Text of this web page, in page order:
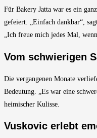
Für Bakery Jatta war es ein
gefeiert. „Einfach dankbar“,
„Ich freue mich jedes Mal,
Vom schwierigen
Die vergangenen Monate
Bedeutung. „Es war eine
heimischer Kulisse.
Vuskovic erlebt